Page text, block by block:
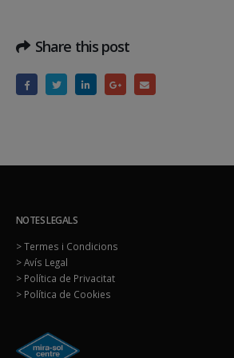
Share this post
NOTES LEGALS
> Termes i Condicions
> Avís Legal
> Política de Privacitat
> Política de Cookies